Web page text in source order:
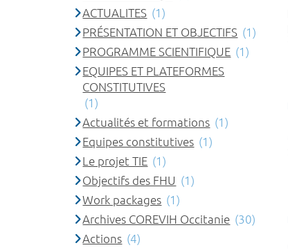
ACTUALITES (1)
PRÉSENTATION ET OBJECTIFS (1)
PROGRAMME SCIENTIFIQUE (1)
EQUIPES ET PLATEFORMES
CONSTITUTIVES
(1)
Actualités et formations (1)
Equipes constitutives (1)
Le projet TIE (1)
Objectifs des FHU (1)
Work packages (1)
Archives COREVIH Occitanie (30)
Actions (4)